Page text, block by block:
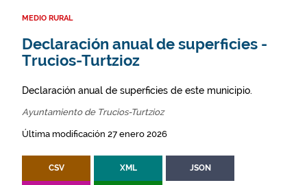
MEDIO RURAL
Declaración anual de superficies -
Trucios-Turtzioz
Declaración anual de superficies de este municipio.
Ayuntamiento de Trucios-Turtzioz
Última modificación 27 enero 2026
CSV XML JSON